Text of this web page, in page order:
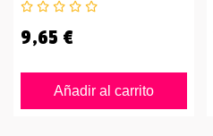
9,65 €
Añadir al carrito